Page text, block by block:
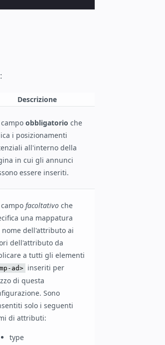
Descrizione
obbligatorio che
i posizionamenti
all'interno della
in cui gli annunci
essere inseriti.
facoltativoche
una mappatura
nome dell'attributo ai
dell'attributo da
a tutti gli elementi
ad>
inseriti per
di questa
Sono
solo i seguenti
di attributi:
type